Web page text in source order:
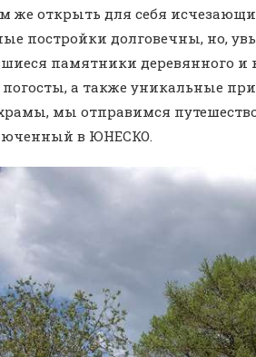
же открыть для себя
постройки долговечны, но,
памятники деревянного и
а также уникальные
мы отправимся
в ЮНЕСКО.